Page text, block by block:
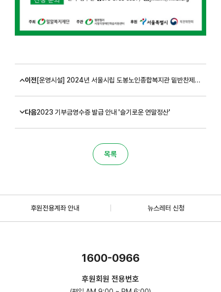
이전 [운영시설] 2024년 서울시립 도봉노인종합복지관 밑반찬제작 납품업체 선정 공고
다음2023 기부금영수증 발급 안내 '슬기로운 연말정산'
목록
후원전용계좌 안내 뉴스레터 신청
1600-0966
후원회원 전용번호